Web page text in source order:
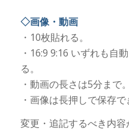
◇画像・動画
・10枚貼れる。
・16:9 9:16 いずれも自
る。
・動画の長さは5分まで。
・画像は長押しで保存で
変更・追記するべき内容